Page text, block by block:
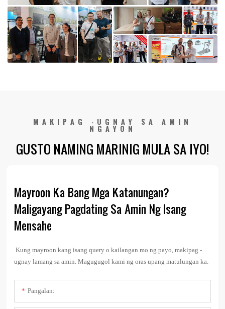
MAKIPAG -UGNAY SA AMIN
NGAYON
GUSTO NAMING MARINIG MULA SA IYO!
Mayroon Ka Bang Mga Katanungan?
Maligayang Pagdating Sa Amin Ng Isang
Mensahe
Kung mayroon kang isang query o kailangan mo ng payo, makipag -
ugnay lamang sa amin. Magugugol kami ng oras upang matulungan ka.
Pangalan: